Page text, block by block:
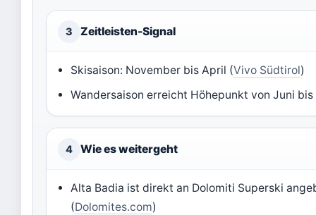
3 Zeitleisten-Signal
Skisaison: November bis April (Vivo Südtirol)
Wandersaison erreicht Höhepunkt von Juni
4 Wie es weitergeht
Alta Badia ist direkt an Dolomiti Superski
(Dolomites.com)